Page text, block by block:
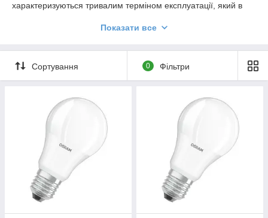
характеризуються тривалим терміном експлуатації, який в
Великий асортимент магазину включає вироби з різними
типами цоколя, в тому числі E27, E14, GU10, GU5.3, G9, G4,
GX53, G24d-3, E40 і багатьох інших. Форма світлодіодних
підходящий екземпляр для кожного світильника.
Лінійні світлодіодні лампи
В каталозі інтернет-магазину можна знайти лінійні
світлодіодні світильники потужністю від 10 до 50 W. Джерела
світла даного типу нерідко використовують в якості
підсвічування або декору арок, шаф, кухонних гарнітурів, а
Показати все
Сортування 0 Фільтри